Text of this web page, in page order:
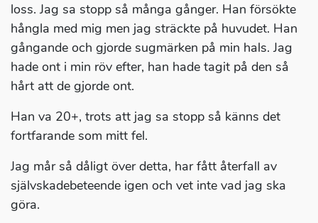
loss. Jag sa stopp så många gånger. Han försökte
hångla med mig men jag sträckte på huvudet. Han
gångande och gjorde sugmärken på min hals. Jag
hade ont i min röv efter, han hade tagit på den så
hårt att de gjorde ont.
Han va 20+, trots att jag sa stopp så känns det
fortfarande som mitt fel.
Jag mår så dåligt över detta, har fått återfall av
självskadebeteende igen och vet inte vad jag ska
göra.